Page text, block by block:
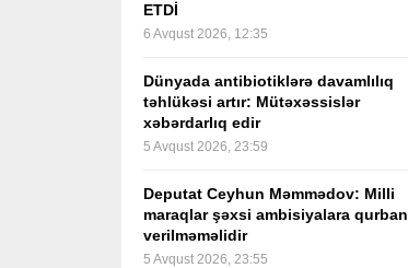
ETDİ
6 Avqust 2026, 12:35
Dünyada antibiotiklərə davamlılıq
təhlükəsi artır: Mütəxəssislər
xəbərdarlıq edir
5 Avqust 2026, 23:59
Deputat Ceyhun Məmmədov: Milli
maraqlar şəxsi ambisiyalara qurban
verilməməlidir
5 Avqust 2026, 23:55